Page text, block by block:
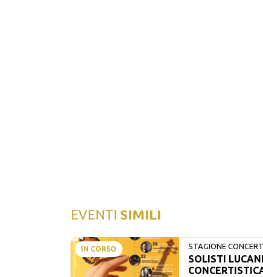
EVENTI SIMILI
IN CORSO
STAGIONE
LUCANI
SOLISTI